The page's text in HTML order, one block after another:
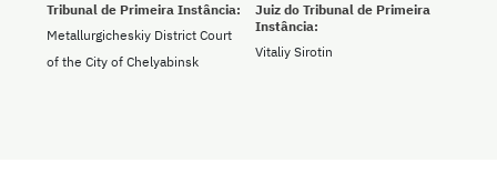
Tribunal de Primeira Instância:
Metallurgicheskiy District Court
of the City of Chelyabinsk
Juiz do Tribunal de Primeira
Instância:
Vitaliy Sirotin